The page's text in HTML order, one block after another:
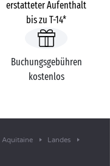
erstatteter Aufenthalt
bis zu T-14*
Buchungsgebühren
kostenlos
Aquitaine Landes